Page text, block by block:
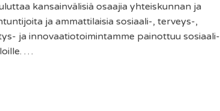
kansainvälisiä osaajia yhteiskunnan ja
ja ammattilaisia sosiaali-, terveys-,
ja innovaatiotoimintamme painottuu sosiaali-
…